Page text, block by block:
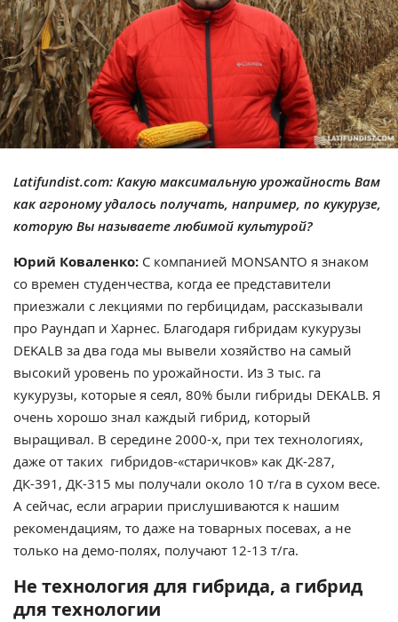
Latifundist.com: Какую максимальную урожайность Вам
как агроному удалось получать, например, по кукурузе,
которую Вы называете любимой культурой?
Юрий Коваленко: С компанией MONSANTO я знаком
со времен студенчества, когда ее представители
приезжали с лекциями по гербицидам, рассказывали
про Раундап и Харнес. Благодаря гибридам кукурузы
DEKALB за два года мы вывели хозяйство на самый
высокий уровень по урожайности. Из 3 тыс. га
кукурузы, которые я сеял, 80% были гибриды DEKALB. Я
очень хорошо знал каждый гибрид, который
выращивал. В середине 2000-х, при тех технологиях,
даже от таких гибридов-«старичков» как ДК-287,
ДК-391, ДК-315 мы получали около 10 т/га в сухом весе.
А сейчас, если аграрии прислушиваются к нашим
рекомендациям, то даже на товарных посевах, а не
только на демо-полях, получают 12-13 т/га.
Не технология для гибрида, а гибрид
для технологии